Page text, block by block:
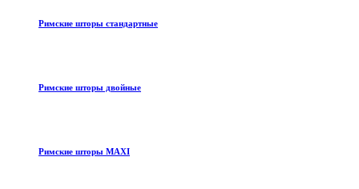
Римские шторы стандартные
Римские шторы двойные
Римские шторы MAXI